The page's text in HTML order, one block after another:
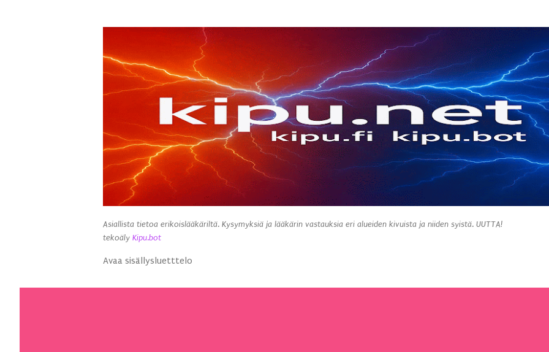
Asiallista tietoa erikoislääkäriltä. Kysymyksiä ja lääkärin vastauksia eri alueiden kivuista ja niiden syistä. UUTTA!
tekoäly Kipu.bot
Avaa sisällysluetttelo